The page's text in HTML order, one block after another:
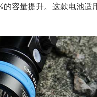
容量提升。这款电池适